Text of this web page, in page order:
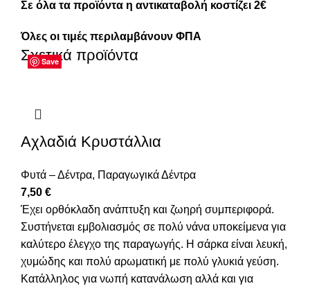
Σε όλα τα προϊόντα η αντικαταβολή κοστίζει 2€
Όλες οι τιμές περιλαμβάνουν ΦΠΑ
Σχετικά προϊόντα
Save
Αχλαδιά Κρυστάλλια
Φυτά – Δέντρα, Παραγωγικά Δέντρα
7,50 €
Έχει ορθόκλαδη ανάπτυξη και ζωηρή συμπεριφορά.
Συστήνεται εμβολιασμός σε πολύ νάνα υποκείμενα για
καλύτερο έλεγχο της παραγωγής. Η σάρκα είναι λευκή,
χυμώδης και πολύ αρωματική με πολύ γλυκιά γεύση.
Κατάλληλος για νωπή κατανάλωση αλλά και για
Save
Save
Save
Save
Save
Save
Save